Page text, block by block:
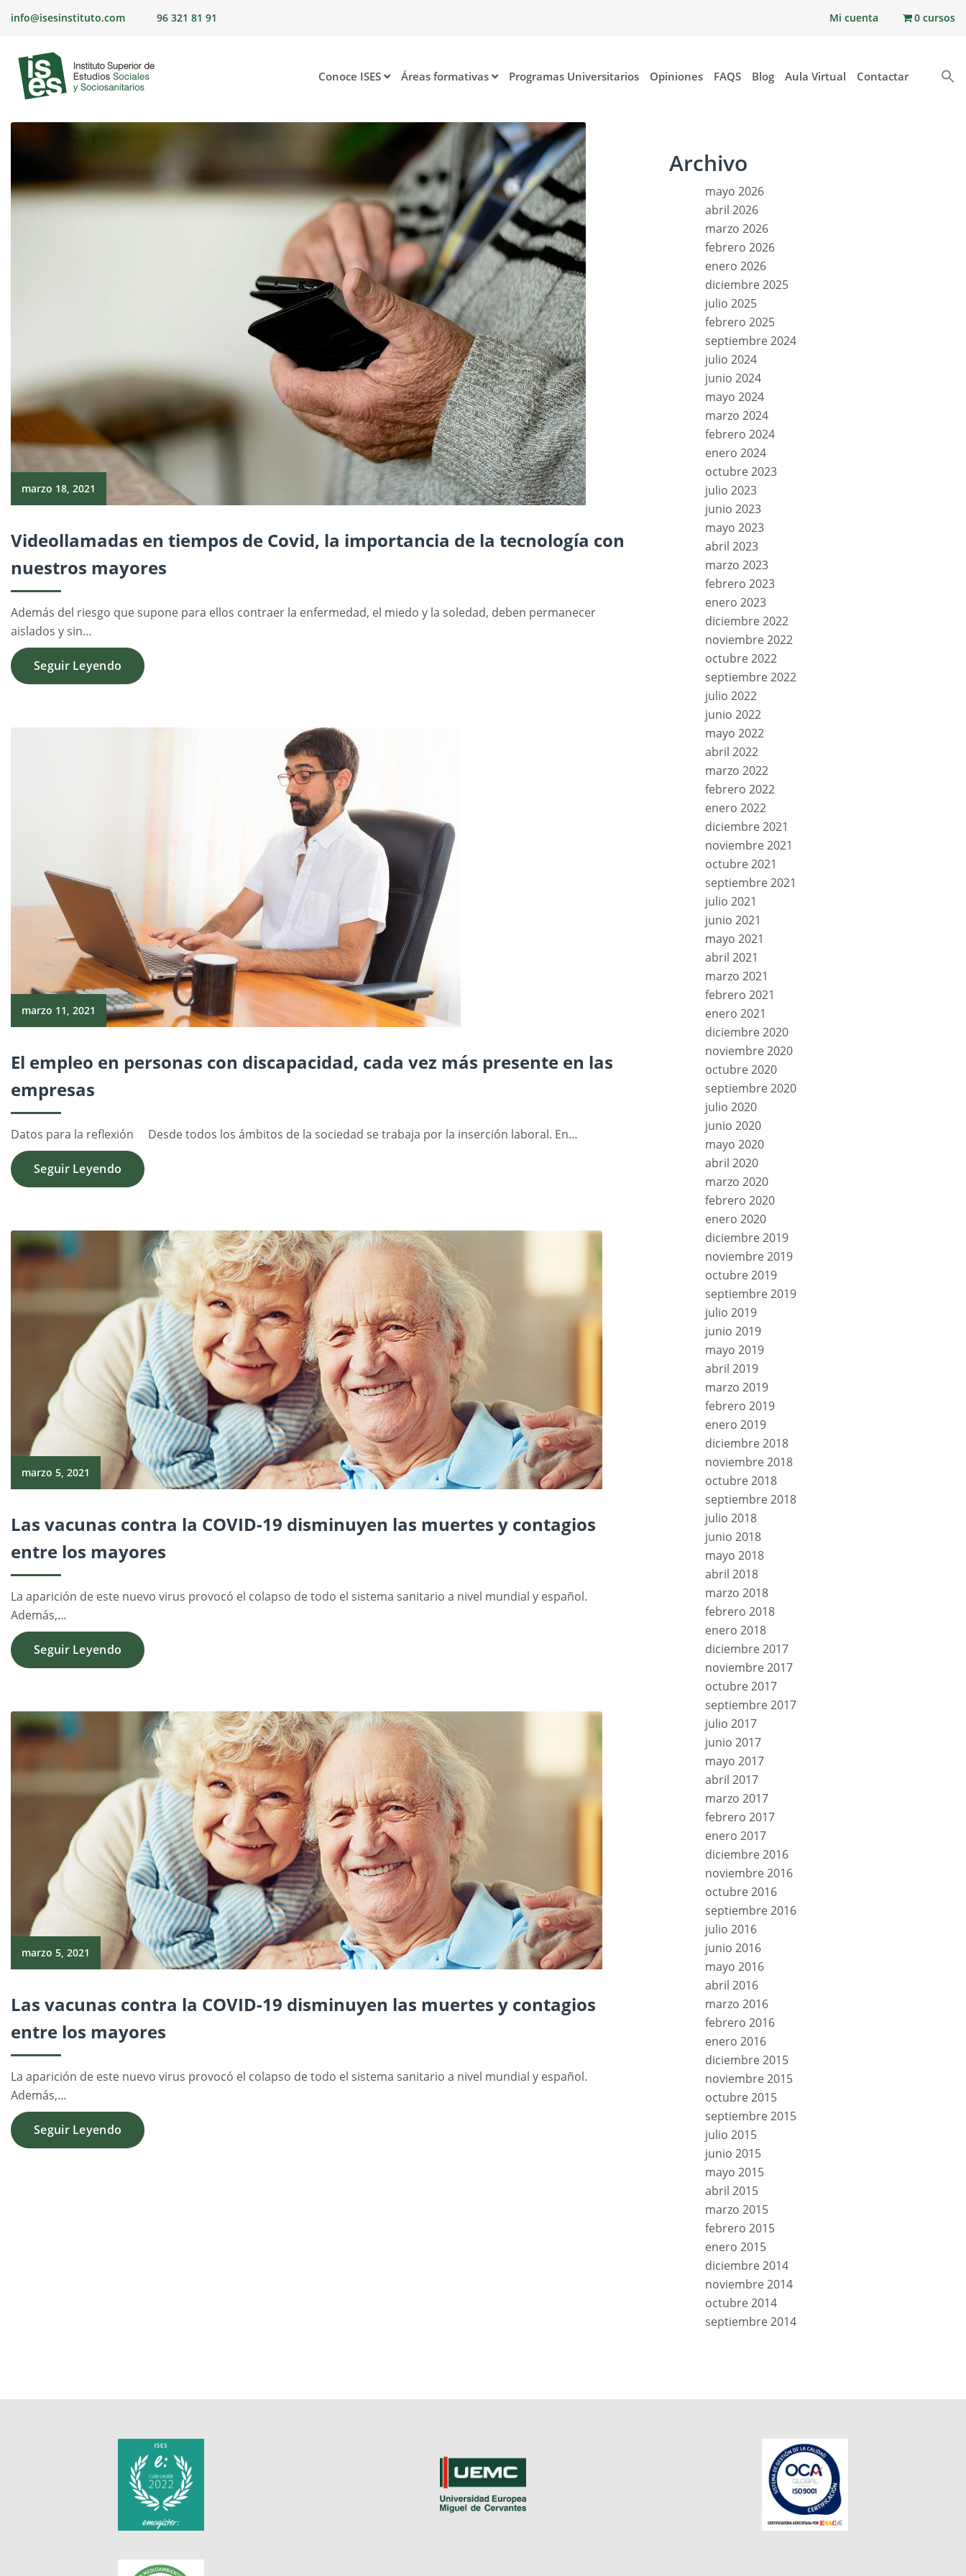
info@isesinstituto.com 96 321 81 91 Mi cuenta 0 cursos
Conoce ISES Áreas formativas Programas Universitarios Opiniones FAQS Blog Aula Virtual Contactar
marzo 18, 2021
Videollamadas en tiempos de Covid, la importancia de la tecnología con
nuestros mayores
Además del riesgo que supone para ellos contraer la enfermedad, el miedo y la soledad, deben permanecer
aislados y sin…
Seguir Leyendo
marzo 11, 2021
El empleo en personas con discapacidad, cada vez más presente en las
empresas
Datos para la reflexión Desde todos los ámbitos de la sociedad se trabaja por la inserción laboral. En…
Seguir Leyendo
marzo 5, 2021
Las vacunas contra la COVID-19 disminuyen las muertes y contagios
entre los mayores
La aparición de este nuevo virus provocó el colapso de todo el sistema sanitario a nivel mundial y español.
Además,…
Seguir Leyendo
marzo 5, 2021
Las vacunas contra la COVID-19 disminuyen las muertes y contagios
entre los mayores
La aparición de este nuevo virus provocó el colapso de todo el sistema sanitario a nivel mundial y español.
Además,…
Seguir Leyendo
Archivo
mayo 2026
abril 2026
marzo 2026
febrero 2026
enero 2026
diciembre 2025
julio 2025
febrero 2025
septiembre 2024
julio 2024
junio 2024
mayo 2024
marzo 2024
febrero 2024
enero 2024
octubre 2023
julio 2023
junio 2023
mayo 2023
abril 2023
marzo 2023
febrero 2023
enero 2023
diciembre 2022
noviembre 2022
octubre 2022
septiembre 2022
julio 2022
junio 2022
mayo 2022
abril 2022
marzo 2022
febrero 2022
enero 2022
diciembre 2021
noviembre 2021
octubre 2021
septiembre 2021
julio 2021
junio 2021
mayo 2021
abril 2021
marzo 2021
febrero 2021
enero 2021
diciembre 2020
noviembre 2020
octubre 2020
septiembre 2020
julio 2020
junio 2020
mayo 2020
abril 2020
marzo 2020
febrero 2020
enero 2020
diciembre 2019
noviembre 2019
octubre 2019
septiembre 2019
julio 2019
junio 2019
mayo 2019
abril 2019
marzo 2019
febrero 2019
enero 2019
diciembre 2018
noviembre 2018
octubre 2018
septiembre 2018
julio 2018
junio 2018
mayo 2018
abril 2018
marzo 2018
febrero 2018
enero 2018
diciembre 2017
noviembre 2017
octubre 2017
septiembre 2017
julio 2017
junio 2017
mayo 2017
abril 2017
marzo 2017
febrero 2017
enero 2017
diciembre 2016
noviembre 2016
octubre 2016
septiembre 2016
julio 2016
junio 2016
mayo 2016
abril 2016
marzo 2016
febrero 2016
enero 2016
diciembre 2015
noviembre 2015
octubre 2015
septiembre 2015
julio 2015
junio 2015
mayo 2015
abril 2015
marzo 2015
febrero 2015
enero 2015
diciembre 2014
noviembre 2014
octubre 2014
septiembre 2014